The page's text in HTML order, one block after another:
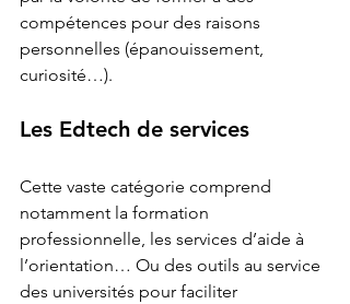
compétences pour des raisons
personnelles (épanouissement,
curiosité…).
Les Edtech de services
Cette vaste catégorie comprend
notamment la formation
professionnelle, les services d’aide à
l’orientation… Ou des outils au service
des universités pour faciliter